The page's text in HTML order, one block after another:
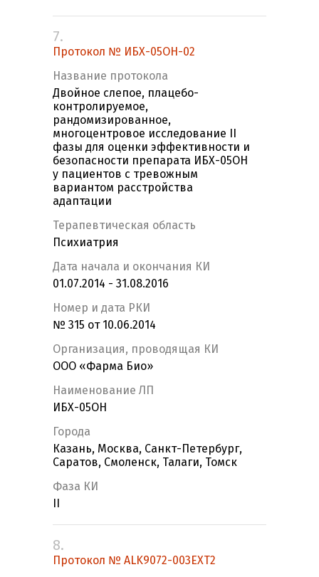
7.
Протокол № ИБХ-05ОН-02
Название протокола
Двойное слепое, плацебо-
контролируемое,
рандомизированное,
многоцентровое исследование II
фазы для оценки эффективности и
безопасности препарата ИБХ-05ОH
у пациентов с тревожным
вариантом расстройства
адаптации
Терапевтическая область
Психиатрия
Дата начала и окончания КИ
01.07.2014 - 31.08.2016
Номер и дата РКИ
№ 315 от 10.06.2014
Организация, проводящая КИ
ООО «Фарма Био»
Наименование ЛП
ИБХ-05ОН
Города
Казань, Москва, Санкт-Петербург,
Саратов, Смоленск, Талаги, Томск
Фаза КИ
8.
Протокол № ALK9072-003EXT2